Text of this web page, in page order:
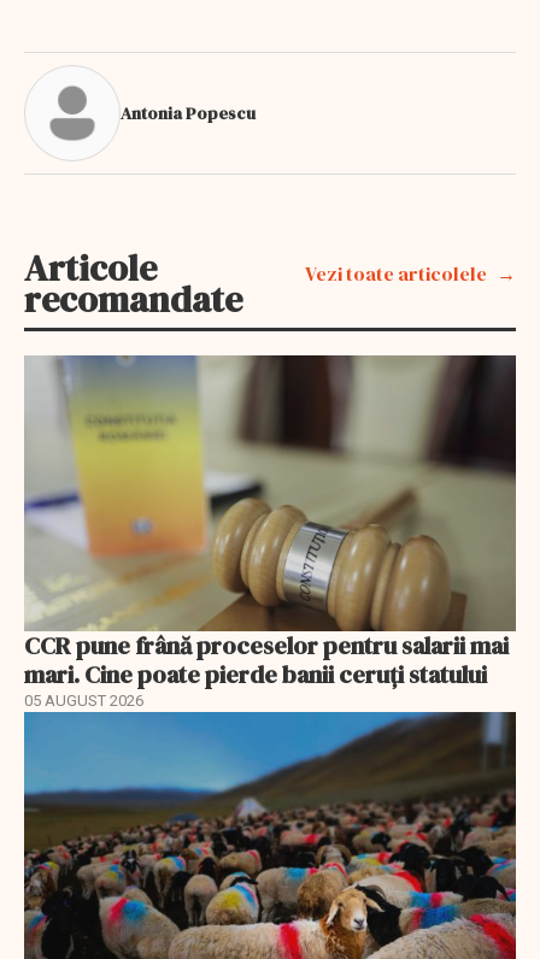
Antonia Popescu
Articole
recomandate
Vezi toate articolele
CCR pune frână proceselor pentru salarii mai
mari. Cine poate pierde banii ceruți statului
05 AUGUST 2026